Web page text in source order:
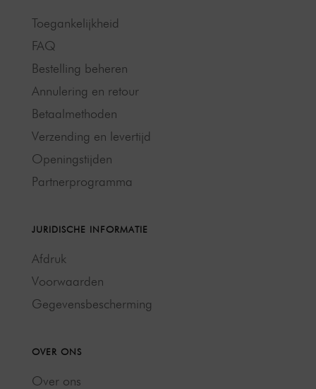
Toegankelijkheid
FAQ
Bestelling beheren
Annulering en retour
Betaalmethoden
Verzending en levertijd
Openingstijden
Partnerprogramma
JURIDISCHE INFORMATIE
Afdruk
Voorwaarden
Gegevensbescherming
OVER ONS
Over ons